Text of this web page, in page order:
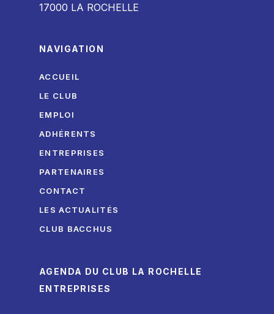
17000 LA ROCHELLE
NAVIGATION
ACCUEIL
LE CLUB
EMPLOI
ADHÉRENTS
ENTREPRISES
PARTENAIRES
CONTACT
LES ACTUALITÉS
CLUB BACCHUS
AGENDA DU CLUB LA ROCHELLE
ENTREPRISES